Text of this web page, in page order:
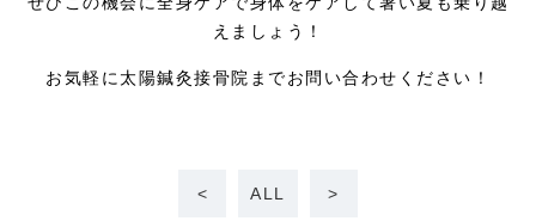
えましょう！
お気軽に太陽鍼灸接骨院までお問い合わせください！
< ALL >